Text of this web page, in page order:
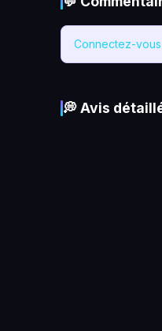
Connectez-vous
💭 Avis